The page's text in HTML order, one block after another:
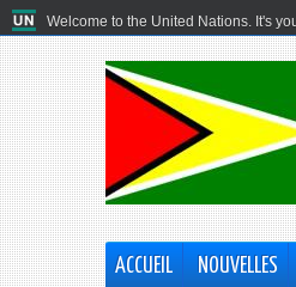
Welcome to the United Nations. It's
ACCUEIL NOUVELLES